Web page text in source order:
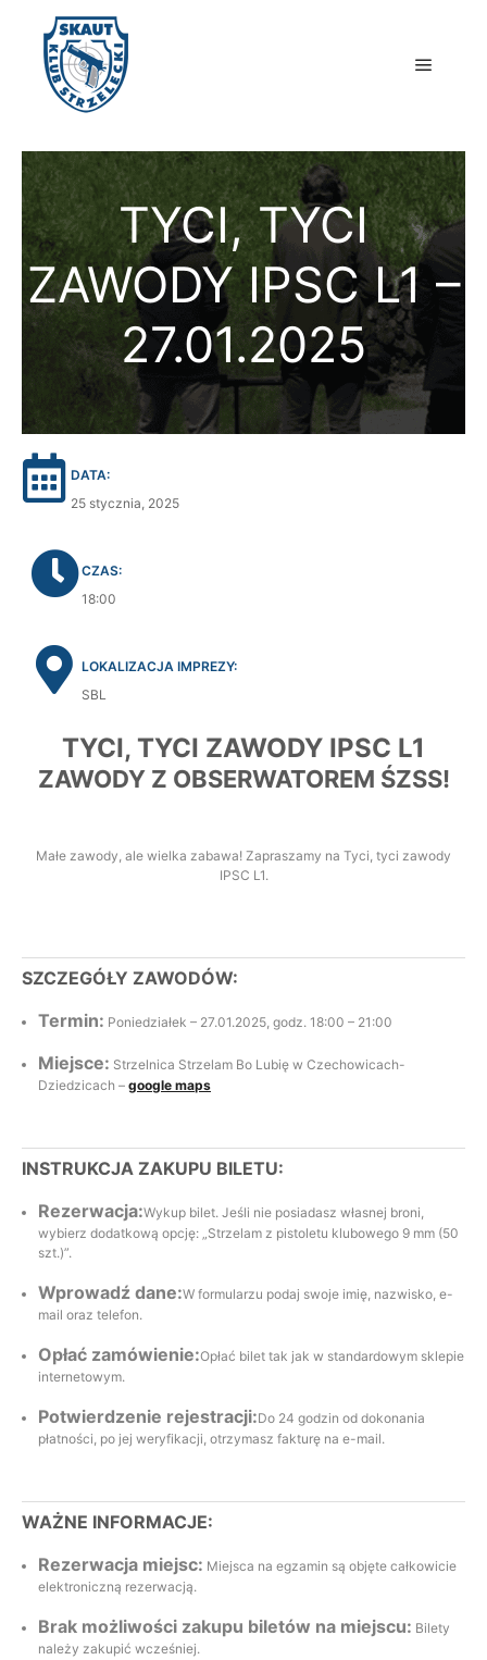
TYCI, TYCI
ZAWODY IPSC L1 –
27.01.2025
DATA:
25 stycznia, 2025
CZAS:
18:00
LOKALIZACJA IMPREZY:
SBL
TYCI, TYCI ZAWODY IPSC L1
ZAWODY Z OBSERWATOREM ŚZSS!
Małe zawody, ale wielka zabawa! Zapraszamy na Tyci, tyci zawody
IPSC L1.
SZCZEGÓŁY ZAWODÓW:
Termin: Poniedziałek – 27.01.2025, godz. 18:00 – 21:00
Miejsce: Strzelnica Strzelam Bo Lubię w Czechowicach-
Dziedzicach – google maps
INSTRUKCJA ZAKUPU BILETU:
Rezerwacja:Wykup bilet. Jeśli nie posiadasz własnej broni,
wybierz dodatkową opcję: „Strzelam z pistoletu klubowego 9 mm (50
szt.)”.
Wprowadź dane:W formularzu podaj swoje imię, nazwisko, e-
mail oraz telefon.
Opłać zamówienie:Opłać bilet tak jak w standardowym sklepie
internetowym.
Potwierdzenie rejestracji:Do 24 godzin od dokonania
płatności, po jej weryfikacji, otrzymasz fakturę na e-mail.
WAŻNE INFORMACJE:
Rezerwacja miejsc: Miejsca na egzamin są objęte całkowicie
elektroniczną rezerwacją.
Brak możliwości zakupu biletów na miejscu: Bilety
należy zakupić wcześniej.